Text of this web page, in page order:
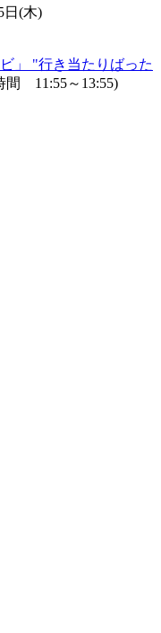
日(木)
」 "行き当たりばった
間 11:55～13:55)